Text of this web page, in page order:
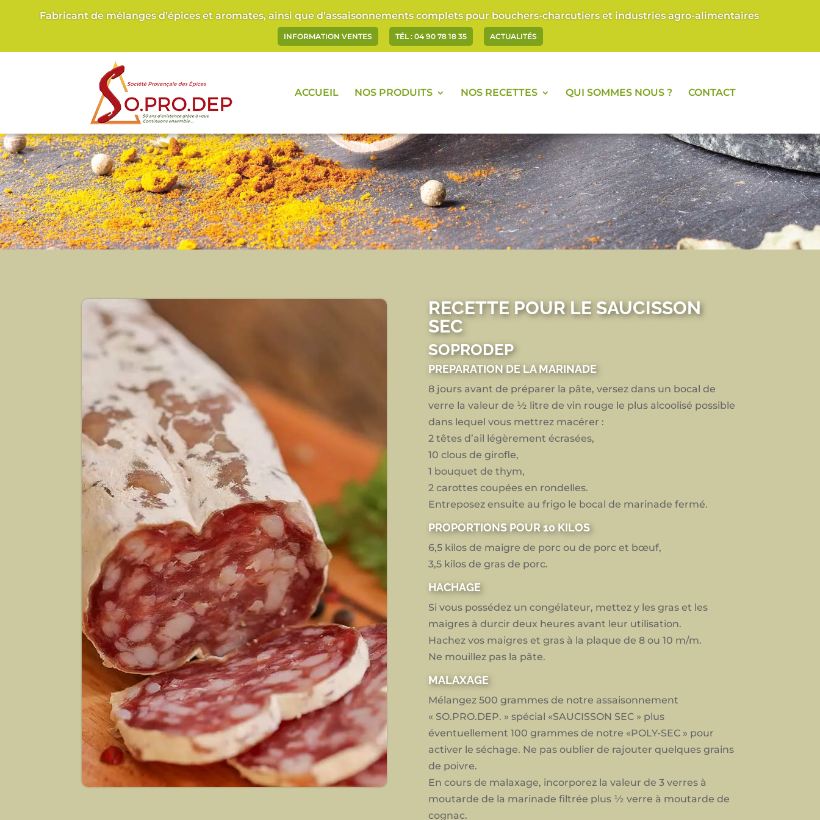
Fabricant de mélanges d’épices et aromates, ainsi que d’assaisonnements complets pour bouchers-charcutiers et industries agro-alimentaires
INFORMATION VENTES TÉL : 04 90 78 18 35 ACTUALITÉS
ACCUEIL NOS PRODUITS NOS RECETTES QUI SOMMES NOUS ? CONTACT
RECETTE POUR LE SAUCISSON
SEC
SOPRODEP
PREPARATION DE LA MARINADE
8 jours avant de préparer la pâte, versez dans un bocal de
verre la valeur de ½ litre de vin rouge le plus alcoolisé possible
dans lequel vous mettrez macérer :
2 têtes d’ail légèrement écrasées,
10 clous de girofle,
1 bouquet de thym,
2 carottes coupées en rondelles.
Entreposez ensuite au frigo le bocal de marinade fermé.
PROPORTIONS POUR 10 KILOS
6,5 kilos de maigre de porc ou de porc et bœuf,
3,5 kilos de gras de porc.
HACHAGE
Si vous possédez un congélateur, mettez y les gras et les
maigres à durcir deux heures avant leur utilisation.
Hachez vos maigres et gras à la plaque de 8 ou 10 m/m.
Ne mouillez pas la pâte.
MALAXAGE
Mélangez 500 grammes de notre assaisonnement
« SO.PRO.DEP. » spécial «SAUCISSON SEC » plus
éventuellement 100 grammes de notre «POLY-SEC » pour
activer le séchage. Ne pas oublier de rajouter quelques grains
de poivre.
En cours de malaxage, incorporez la valeur de 3 verres à
moutarde de la marinade filtrée plus ½ verre à moutarde de
cognac.